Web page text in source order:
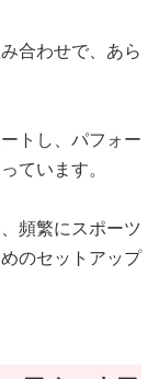
合わせで、あら
トし、パフォー
ています。
頻繁にスポーツ
のセットアップ